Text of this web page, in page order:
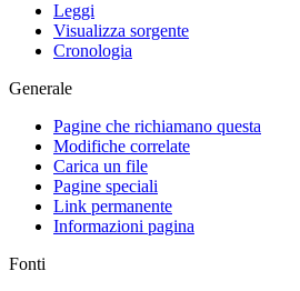
Leggi
Visualizza sorgente
Cronologia
Generale
Pagine che richiamano questa
Modifiche correlate
Carica un file
Pagine speciali
Link permanente
Informazioni pagina
Fonti